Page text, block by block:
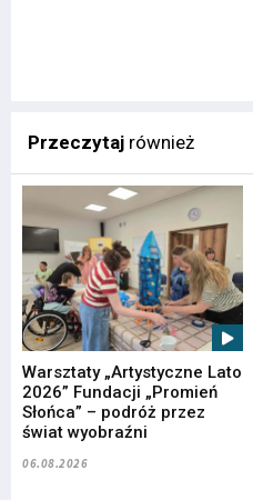
Przeczytaj również
Warsztaty „Artystyczne Lato
2026” Fundacji „Promień
Słońca” – podróż przez
świat wyobraźni
06.08.2026